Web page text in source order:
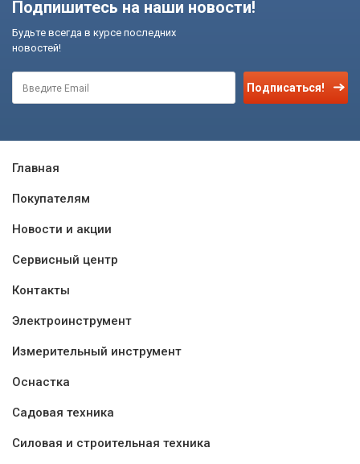
Подпишитесь на наши новости!
Будьте всегда в курсе последних
новостей!
Подписаться!
Главная
Покупателям
Новости и акции
Сервисный центр
Контакты
Электроинструмент
Измерительный инструмент
Оснастка
Садовая техника
Силовая и строительная техника